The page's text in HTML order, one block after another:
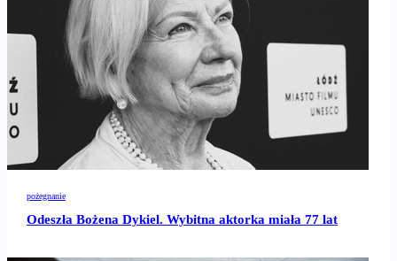
pożegnanie
Odeszła Bożena Dykiel. Wybitna aktorka miała 77 lat